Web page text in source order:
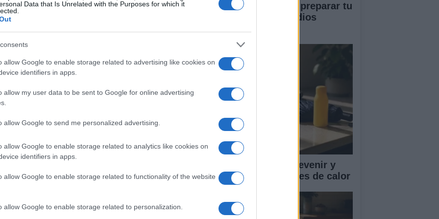
Data that Is Unrelated with the Purposes for which it
allow Google to enable storage related to advertising like cookies on
identifiers in apps.
allow my user data to be sent to Google for online advertising
allow Google to send me personalized advertising.
allow Google to enable storage related to analytics like cookies on
identifiers in apps.
allow Google to enable storage related to functionality of the website
allow Google to enable storage related to personalization.
tienen el producto listo y están a punto de
de las autoridades farmacéuticas europeas.
los resultados de nuestro estudio sobre los
el mundo a las autoridades y solicitaremos la
grupo de edad, aquí en Europa», ha declarado en
Guía completa para preparar tu
vivienda ante incendios
Cómo reconocer, prevenir y
actuar ante los golpes de calor